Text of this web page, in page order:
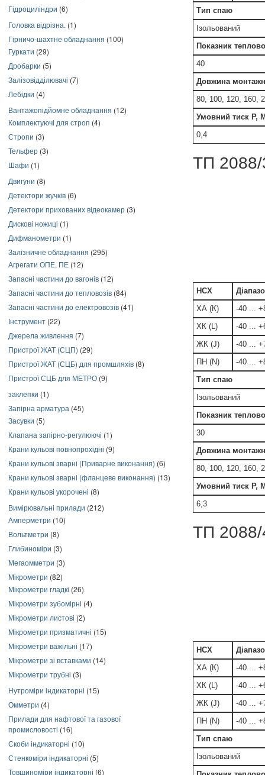
Гідроциліндри (6)
Головка відрізна. (1)
Гірничо-шахтне обладнання (100)
Гуркати (29)
Дробарки (5)
Залізовідділювачі (7)
Лебідки (4)
Вантажопідйомне обладнання (12)
Комплектуючі для строп (4)
Стропи (3)
Тельфер (3)
Шафи (1)
Двигуни (8)
Детектори жучків (6)
Детектори прихованих відеокамер (3)
Дискові ножиці (1)
Дифманометри (1)
Залізничне обладнання (295)
Агрегати ОПЕ, ПЕ (12)
Запасні частини до вагонів (12)
Запасні частини до тепловозів (84)
Запасні частини до електровозів (41)
Інструмент (22)
Джерела живлення (7)
Пристрої ЖАТ (СЦП) (29)
Пристрої ЖАТ (СЦБ) для промшляхів (8)
Пристрої СЦБ для МЕТРО (9)
заклепки (1)
Запірна арматура (45)
Засувки (5)
Клапана запірно-регулюючі (1)
Крани кульові повнопрохідні (9)
Крани кульові зварні (Приварне виконання) (6)
Крани кульові зварні (фланцеве виконання) (13)
Крани кульові укорочені (8)
Вимірювальні прилади (212)
Амперметри (10)
Вольтметри (8)
Глибиноміри (3)
Мегаомметри (3)
Мікрометри (82)
Мікрометри гладкі (26)
Мікрометри зубомірні (4)
Мікрометри листові (2)
Мікрометри призматичні (15)
Мікрометри важільні (17)
Мікрометри зі вставками (14)
Мікрометри трубні (3)
Нутроміри індикаторні (15)
Омметри (4)
Прилади для нафтової та газової
промисловості (16)
Скоби індикаторні (10)
Стенкоміри індикаторні (5)
Товщиноміри індикаторні (6)
Тип спаю
Ізольований
Показник
40
Довжина
80, 100, 120, 160,
Умовний тиск Р,
0,4
ТП
НСХ
ХА (К)
-40 ...
ХК (L)
-40 ...
ЖК (J)
-40 ...
ПН (N)
-40 ...
Тип спаю
Ізольований
Показник
30
Довжина
80, 100, 120, 160,
Умовний тиск Р,
6,3
ТП
НСХ
ХА (К)
-40 ...
ХК (L)
-40 ...
ЖК (J)
-40 ...
ПН (N)
-40 ...
Тип спаю
Ізольований